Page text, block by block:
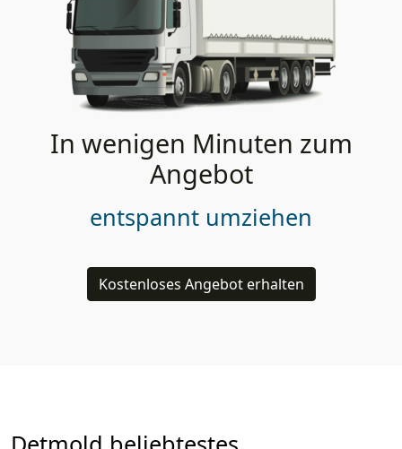
In wenigen Minuten zum
Angebot
entspannt umziehen
Kostenloses Angebot erhalten